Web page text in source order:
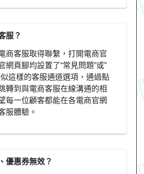
服？
商客服取得聯繫，打開電商官
網頁腳均設置了“常見問題”或”
這樣的客服通道選項，通過點
轉到與電商客服在線溝通的相
每一位顧客都能在各電商官網
服體驗。
優惠券無效？